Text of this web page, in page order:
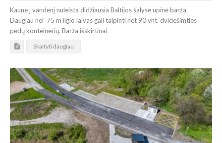
Kaune į vandenį nuleista didžiausia Baltijos šalyse upinė barža.
Daugiau nei 75 m ilgio laivas gali talpinti net 90 vnt. dvidešimties
pėdų konteinerių. Barža išskirtinai
Skaityti daugiau